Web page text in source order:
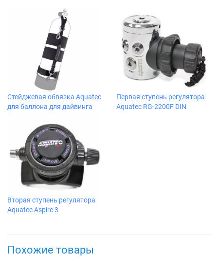
Стейджевая обвязка Aquatec
для баллона для дайвинга
Первая ступень регулятора
Aquatec RG-2200F DIN
Вторая ступень регулятора
Aquatec Aspire 3
Похожие товары